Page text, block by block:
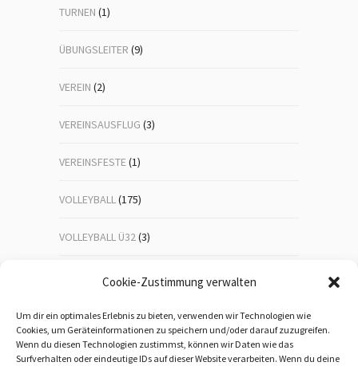
Cookie-Zustimmung verwalten
Um dir ein optimales Erlebnis zu bieten, verwenden wir Technologien wie
Cookies, um Geräteinformationen zu speichern und/oder darauf zuzugreifen.
Wenn du diesen Technologien zustimmst, können wir Daten wie das
Surfverhalten oder eindeutige IDs auf dieser Website verarbeiten. Wenn du deine
TURNEN (1)
ÜBUNGSLEITER (9)
VEREIN (2)
VEREINSAUSFLUG (3)
VEREINSFESTE(1)
VOLLEYBALL(175)
VOLLEYBALL Ü32(3)
VOLLEYBALL-JUGEND (23)
WANDERN(192)
WEIHNACHTSFEIER(1)